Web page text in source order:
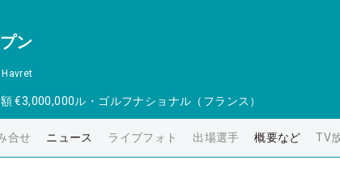
ン
€3,000,000ル・ゴルフナショナル（フランス）
合せ ニュース ライブフォト 出場選手 概要など TV